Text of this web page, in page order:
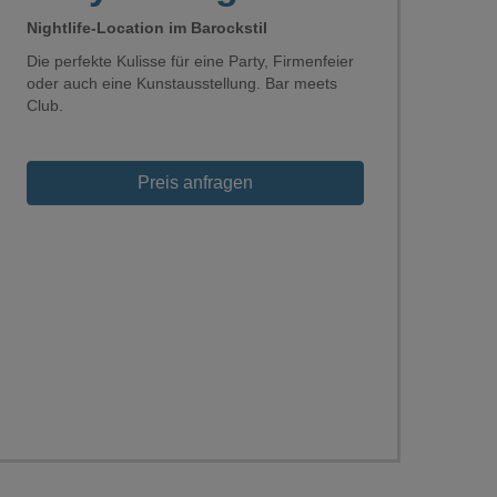
Nightlife-Location im Barockstil
Die perfekte Kulisse für eine Party, Firmenfeier
oder auch eine Kunstausstellung. Bar meets
Club.
Preis anfragen